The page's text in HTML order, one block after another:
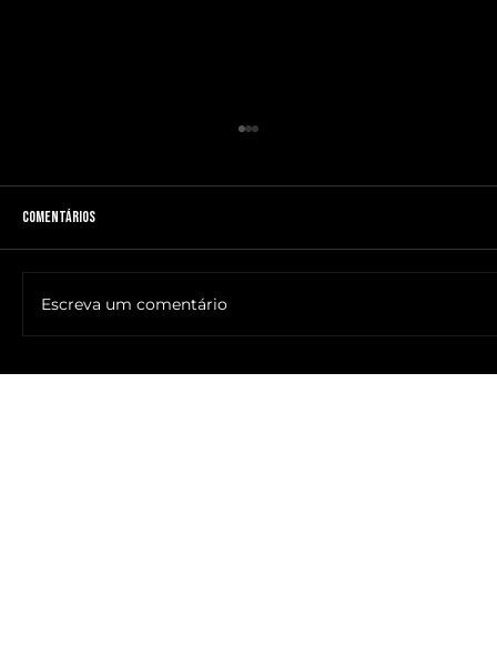
Comentários
Escreva um comentário